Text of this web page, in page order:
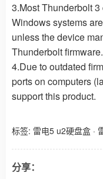
3.Most Thunderbolt
Windows systems
unless the device
Thunderbolt firmware.
4.Due to outdated
ports on computers
support this product.
标签: 雷电5 u2硬盘盒 ·
分享：